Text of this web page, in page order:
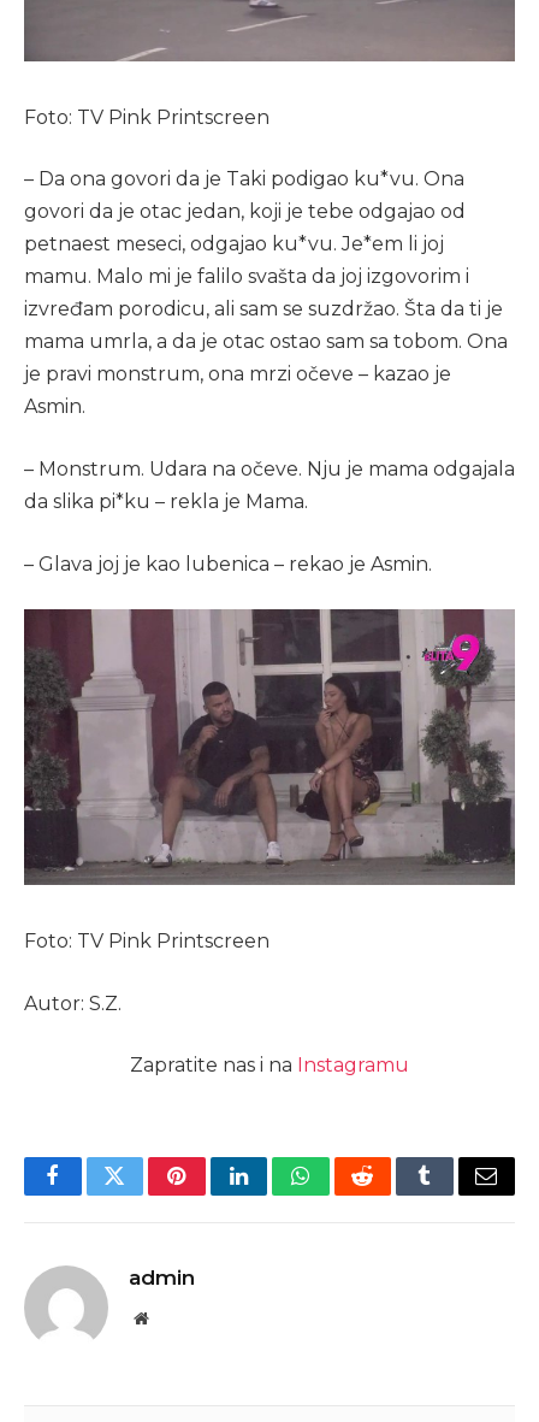
Foto: TV Pink Printscreen
– Da ona govori da je Taki podigao ku*vu. Ona
govori da je otac jedan, koji je tebe odgajao od
petnaest meseci, odgajao ku*vu. Je*em li joj
mamu. Malo mi je falilo svašta da joj izgovorim i
izvređam porodicu, ali sam se suzdržao. Šta da ti je
mama umrla, a da je otac ostao sam sa tobom. Ona
je pravi monstrum, ona mrzi očeve – kazao je
Asmin.
– Monstrum. Udara na očeve. Nju je mama odgajala
da slika pi*ku – rekla je Mama.
– Glava joj je kao lubenica – rekao je Asmin.
Foto: TV Pink Printscreen
Autor: S.Z.
Zapratite nas i na Instagramu
FacebookTwitterPinterestLinkedInWhatsAppRedditTumblrEmail
admin
Website